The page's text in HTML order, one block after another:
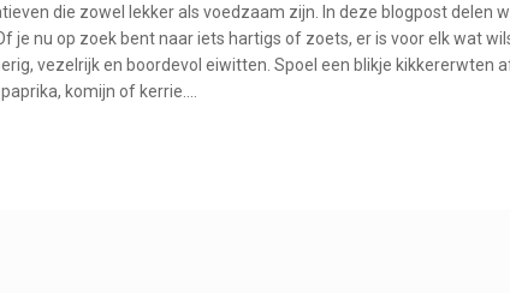
die zowel lekker als voedzaam zijn. In deze blogpost delen
je nu op zoek bent naar iets hartigs of zoets, er is voor elk wat
vezelrijk en boordevol eiwitten. Spoel een blikje kikkererwten
komijn of kerrie.…